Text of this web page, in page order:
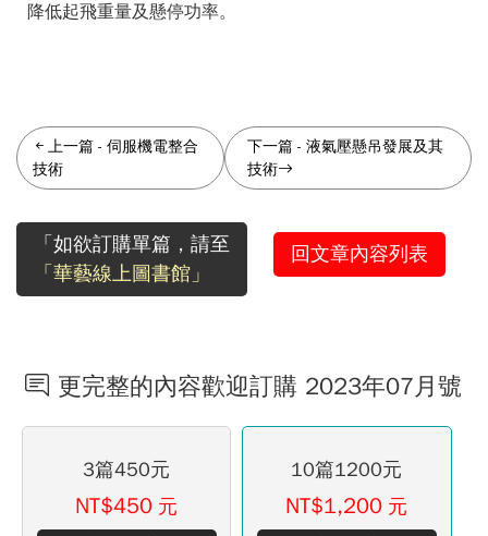
降低起飛重量及懸停功率。
上一篇 - 伺服機電整合
技術
下一篇- 液氣壓懸吊發展及其
技術
「如欲訂購單篇，請至
「華藝線上圖書館」
回文章內容列表
更完整的內容歡迎訂購 2023年07月號
3篇450元
NT$450 元
10篇1200元
NT$1,200 元